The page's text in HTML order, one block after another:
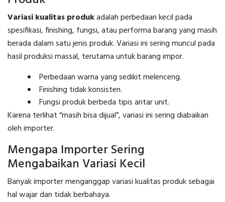
Variasi kualitas produkadalah perbedaan kecil pada
spesifikasi, finishing, fungsi, atau performa barang yang masih
berada dalam satu jenis produk. Variasi ini sering muncul pada
hasil produksi massal, terutama untuk barang impor.
Perbedaan warna yang sedikit melenceng.
Finishing tidak konsisten.
Fungsi produk berbeda tipis antar unit.
Karena terlihat “masih bisa dijual”, variasi ini sering diabaikan
oleh importer.
Mengapa Importer Sering
Mengabaikan Variasi Kecil
Banyak importer menganggap variasi kualitas produk sebagai
hal wajar dan tidak berbahaya.